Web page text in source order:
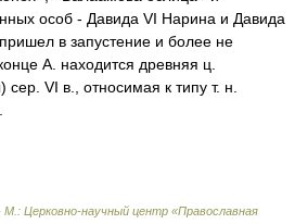
особ - Давида VI Нарина и Давида
в запустение и более не
А. находится древняя ц.
VI в., относимая к типу т. н.
М.: Церковно-научный центр «Православная